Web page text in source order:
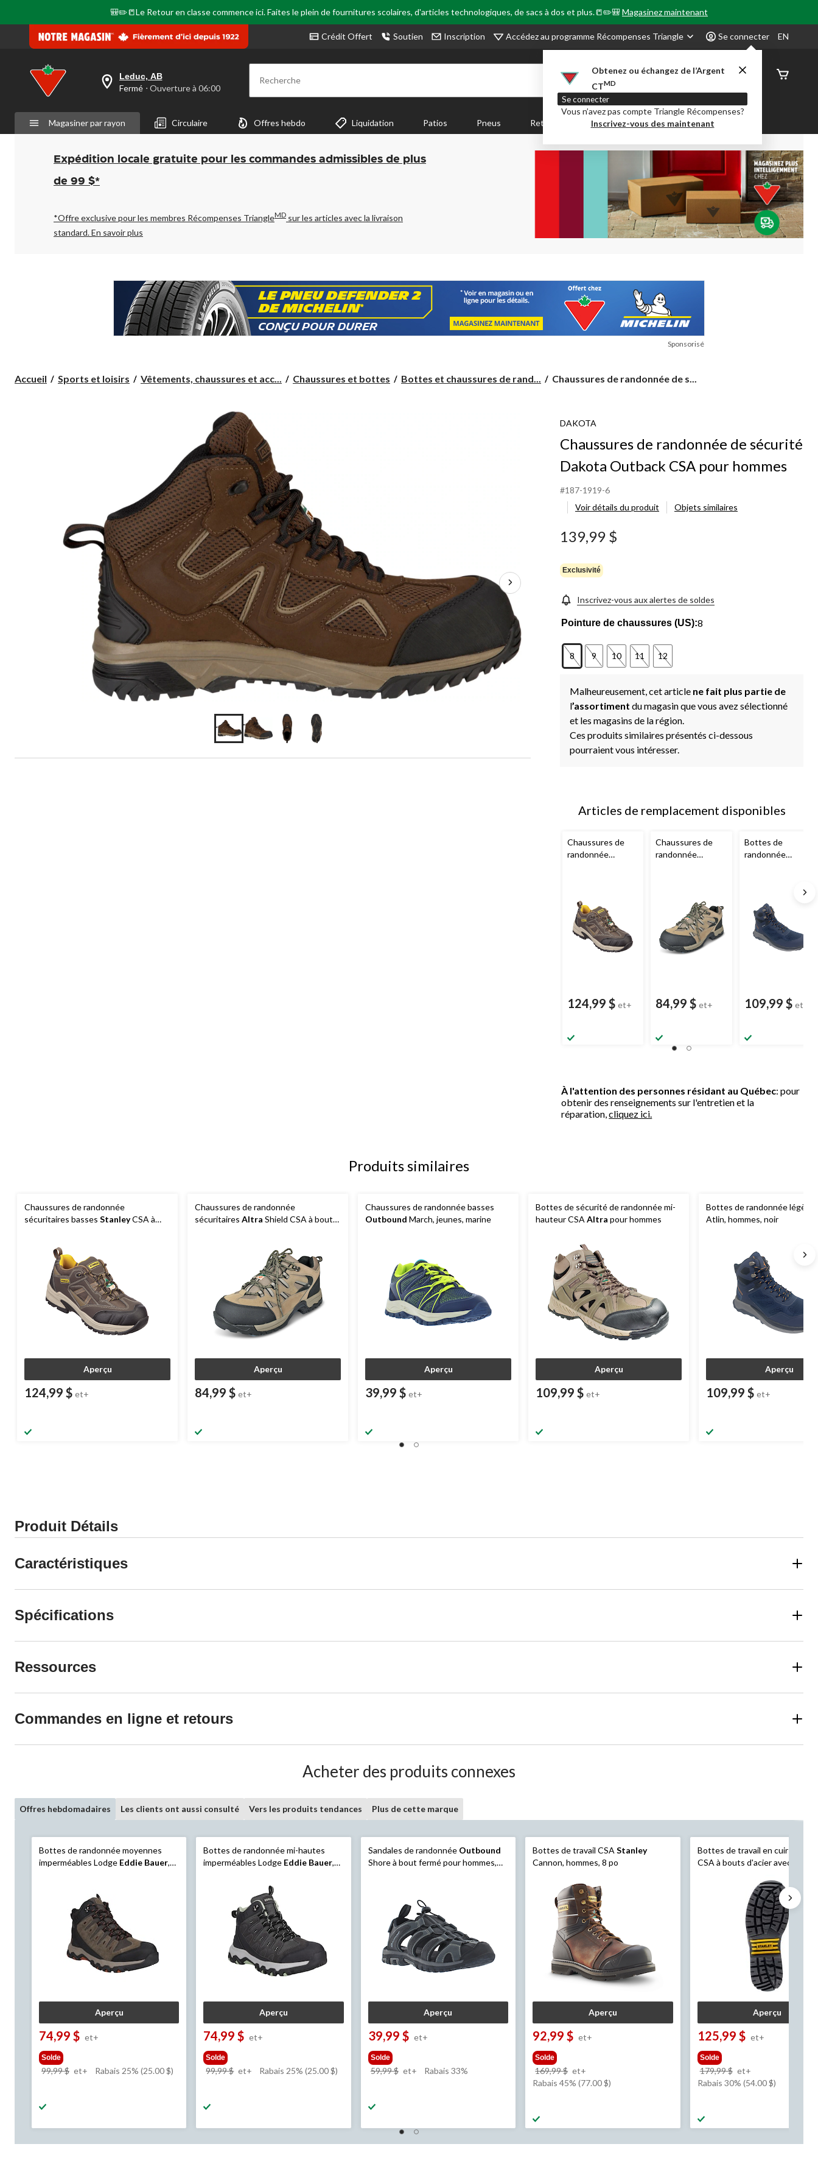
🎒✏️📒Le Retour en classe commence ici. Faites le plein de fournitures scolaires, d'articles technologiques, de sacs à dos et plus.📒✏️🎒Magasinez maintenant
Crédit Offert Soutien Inscription Accédez au programme Récompenses Triangle Se connecter
Obtenez ou échangez de l’Argent
CTMD
Se connecter
Vous n’avez pas compte Triangle Récompenses?
Inscrivez-vous des maintenant
EN
votre
est
Leduc,
AB,
Fermé,
Ouverture
à
pour
changer
Leduc, AB
Fermé ⋅ Ouverture à 06:00 Recherche
État de
Magasiner par rayon Circulaire Offres hebdo Liquidation Patios Pneus Retour en Classe Party City Centre-auto
Expédition locale gratuite pour les commandes admissibles de plus
de 99 $*
*Offre exclusive pour les membres Récompenses TriangleMD sur les articles avec la livraison
standard.En savoir plus
Sponsorisé
Accueil Sports et loisirs Vêtements, chaussures et acc... Chaussures et bottes Bottes et chaussures de rand...
Chaussures
sécurité
Outback
CSA
pour
Chaussures de randonnée de s...
DAKOTA
Chaussures de randonnée de sécurité
Dakota Outback CSA pour hommes
#187-1919-6
Voir détails du produit
Objets similaires
139,99 $
Exclusivité
Inscrivez-vous aux alertes de soldes
Pointure de chaussures (US):8
8 9 10 11 12
Malheureusement, cet article ne fait plus partie de
l’assortiment du magasin que vous avez sélectionné
et les magasins de la région.
Ces produits similaires présentés ci-dessous
pourraient vous intéresser.
Articles de remplacement disponibles
Chaussures de
randonnée
acier pour
hommes,
protection aux
talons et aux
orteils, brun
124,99 $ et+
Chaussures de
randonnée
basse pour
hommes,
protection aux
talons et aux
orteils, brun
84,99 $ et+
Bottes de
randonnée
109,99 $ et+
À l'attention des personnes résidant au Québec: pour
obtenir des renseignements sur l'entretien et la
réparation,cliquez ici.
Produits similaires
Chaussures de randonnée
sécuritaires basses StanleyCSA à
Aperçu
124,99 $ et+
Chaussures de randonnée
sécuritaires Altra Shield CSA à bout
Aperçu
84,99 $ et+
Chaussures de randonnée basses
Outbound March, jeunes, marine
Aperçu
39,99 $ et+
Bottes de sécurité de randonnée mi-
hauteur CSA Altra pour hommes
Aperçu
109,99 $ et+
Bottes de randonnée
Atlin, hommes, noir
Aperçu
109,99 $ et+
Produit Détails
Caractéristiques
Spécifications
Ressources
Commandes en ligne et retours
Acheter des produits connexes
Offres hebdomadaires Les clients ont aussi consulté Vers les produits tendances Plus de cette marque
Bottes de randonnée moyennes
imperméables Lodge Eddie Bauer,
Aperçu
74,99 $ et+
Solde
99,99 $ et+ prix
99,99 $
Rabais 25% (25.00 $)
Bottes de randonnée mi-hautes
imperméables Lodge Eddie Bauer,
Aperçu
74,99 $ et+
Solde
99,99 $ et+ prix
99,99 $
Rabais 25% (25.00 $)
Sandales de randonnée Outbound
Shore à bout fermé pour hommes,
Aperçu
39,99 $ et+
Solde
59,99 $ et+prix
59,99 $
Rabais 33%
Bottes de travail CSAStanley
Cannon, hommes, 8 po
Aperçu
92,99 $ et+
Solde
169,99 $ et+
était
169,99 $
Rabais 45% (77.00 $)
Bottes de travail en cuir
CSA à bouts d'acier avec pare-
po de hauteur, noir
Aperçu
125,99 $ et+
Solde
179,99 $ et+prix
était
179,99 $
Rabais 30% (54.00 $)